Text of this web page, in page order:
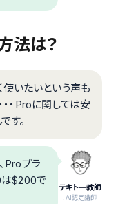
法は？
いたいという声も
・Proに関しては安
す。
テキトー教師
.AI認定講師
Proプラ
は$200で